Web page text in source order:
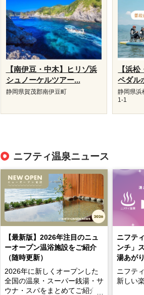
【南伊豆・中木】ヒリゾ浜
シュノーケルツアー...
静岡県賀茂郡南伊豆町
【浜
ペダル
静岡県浜
1-1
ニフティ温泉ニュース
【最新版】2026年注目のニュ
ーオープン温浴施設をご紹介
（随時更新）
2026年に新しくオープンした
全国の温泉・スーパー銭湯・サ
ウナ・スパをまとめてご紹介！
ニフテ
ンチ」
湯あが
ニフテ
新しい